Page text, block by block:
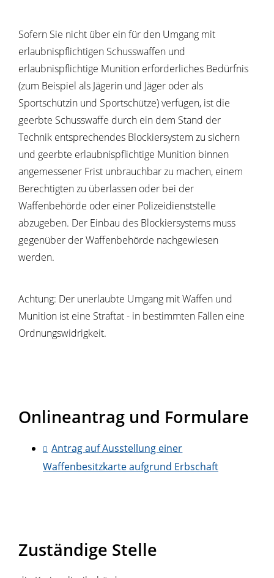
Sofern Sie nicht über ein für den Umgang mit
erlaubnispflichtigen Schusswaffen und
erlaubnispflichtige Munition erforderliches Bedürfnis
(zum Beispiel als Jägerin und Jäger oder als
Sportschützin und Sportschütze) verfügen, ist die
geerbte Schusswaffe durch ein dem Stand der
Technik entsprechendes Blockiersystem zu sichern
und geerbte erlaubnispflichtige Munition binnen
angemessener Frist unbrauchbar zu machen, einem
Berechtigten zu überlassen oder bei der
Waffenbehörde oder einer Polizeidienststelle
abzugeben. Der Einbau des Blockiersystems muss
gegenüber der Waffenbehörde nachgewiesen
werden.
Achtung: Der unerlaubte Umgang mit Waffen und
Munition ist eine Straftat - in bestimmten Fällen eine
Ordnungswidrigkeit.
Onlineantrag und Formulare
Antrag auf Ausstellung einer
Waffenbesitzkarte aufgrund Erbschaft
Zuständige Stelle